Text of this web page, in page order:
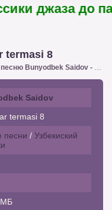
джаза до
termasi 8
Bunyodbek Saidov - Ustozlar termasi 8
Saidov
termasi 8
песни / Узбекиский
МБ